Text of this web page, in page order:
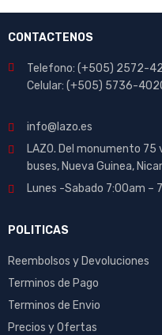
CONTACTENOS
Telefono: (+505) 2572-
Celular: (+505) 5736-
info@lazo.es
LAZO. Del monumento
buses, Nueva Guinea,
Lunes -Sabado 7:00am –
POLITICAS
Reembolsos y Devoluciones
Terminos de Pago
Terminos de Envio
Precios y Ofertas